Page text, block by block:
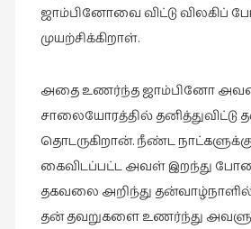
வரலாறு
இன்று
விமர்சனம்
விளையாட்டு
ஜாம்பினோவை விட்டு விலகிப்
முயற்சிக்கிறாள்.
அதை உணர்ந்த ஜாம்பினோ
சாலையோரத்தில்
தொடருகிறான். நீண்ட
கைவிடப்பட்ட அவள் இறந்து
தகவலை அறிந்து
தன் தவறுகளை உணர்ந்து